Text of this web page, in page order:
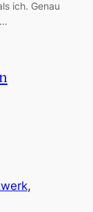
ich. Genau